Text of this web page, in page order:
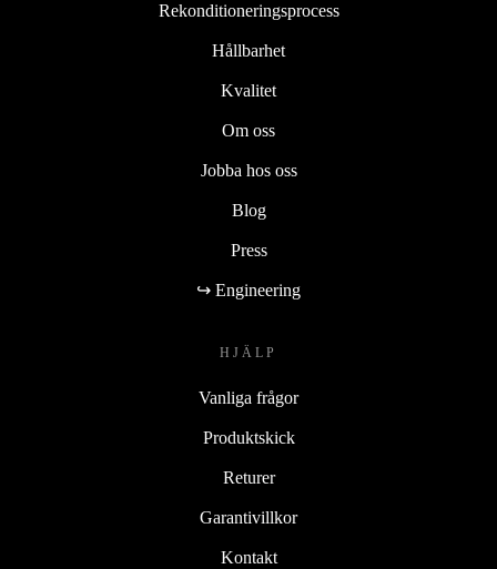
Rekonditioneringsprocess
Hållbarhet
Kvalitet
Om oss
Jobba hos oss
Blog
Press
↪ Engineering
HJÄLP
Vanliga frågor
Produktskick
Returer
Garantivillkor
Kontakt